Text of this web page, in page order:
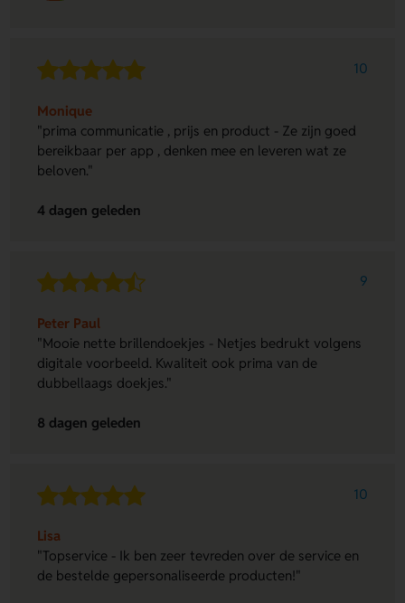
10
Monique
"prima communicatie , prijs en product - Ze zijn goed
bereikbaar per app , denken mee en leveren wat ze
beloven."
4 dagen geleden
9
Peter Paul
"Mooie nette brillendoekjes - Netjes bedrukt volgens
digitale voorbeeld. Kwaliteit ook prima van de
dubbellaags doekjes."
8 dagen geleden
10
Lisa
"Topservice - Ik ben zeer tevreden over de service en
de bestelde gepersonaliseerde producten!"